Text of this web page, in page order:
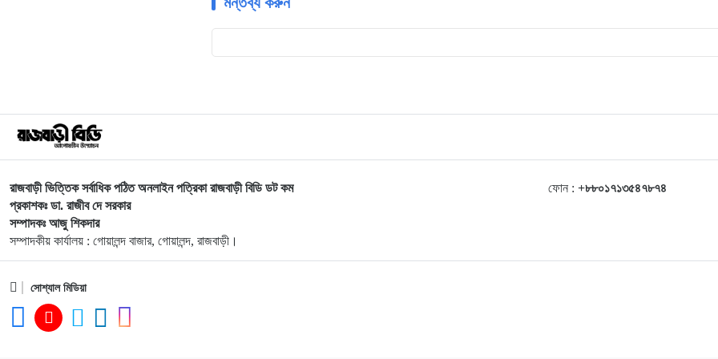
রাজবাড়ী ভিত্তিক সর্বাধিক পঠিত অনলাইন পত্রিকা রাজবাড়ী বিডি ডট কম
প্রকাশকঃ ডা. রাজীব দে সরকার
সম্পাদকঃ আজু শিকদার
সম্পাদকীয় কার্যালয় : গোয়ালন্দ বাজার, গোয়ালন্দ, রাজবাড়ী।
ফোন : +৮৮০১৭১৩৫৪৭৮৭৪
সোশ্যাল মিডিয়া